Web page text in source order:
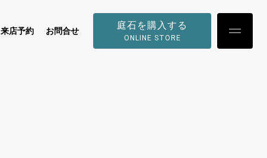
来店予約 お問合せ
庭石を購入する
ONLINE STORE